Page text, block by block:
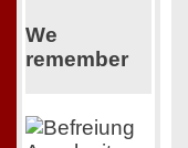
We
remember